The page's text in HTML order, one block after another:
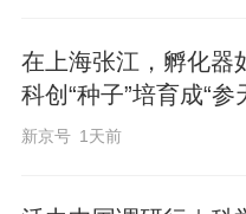
在上海张江，孵化器
科创“种子”培育成“参
新京号 1天前